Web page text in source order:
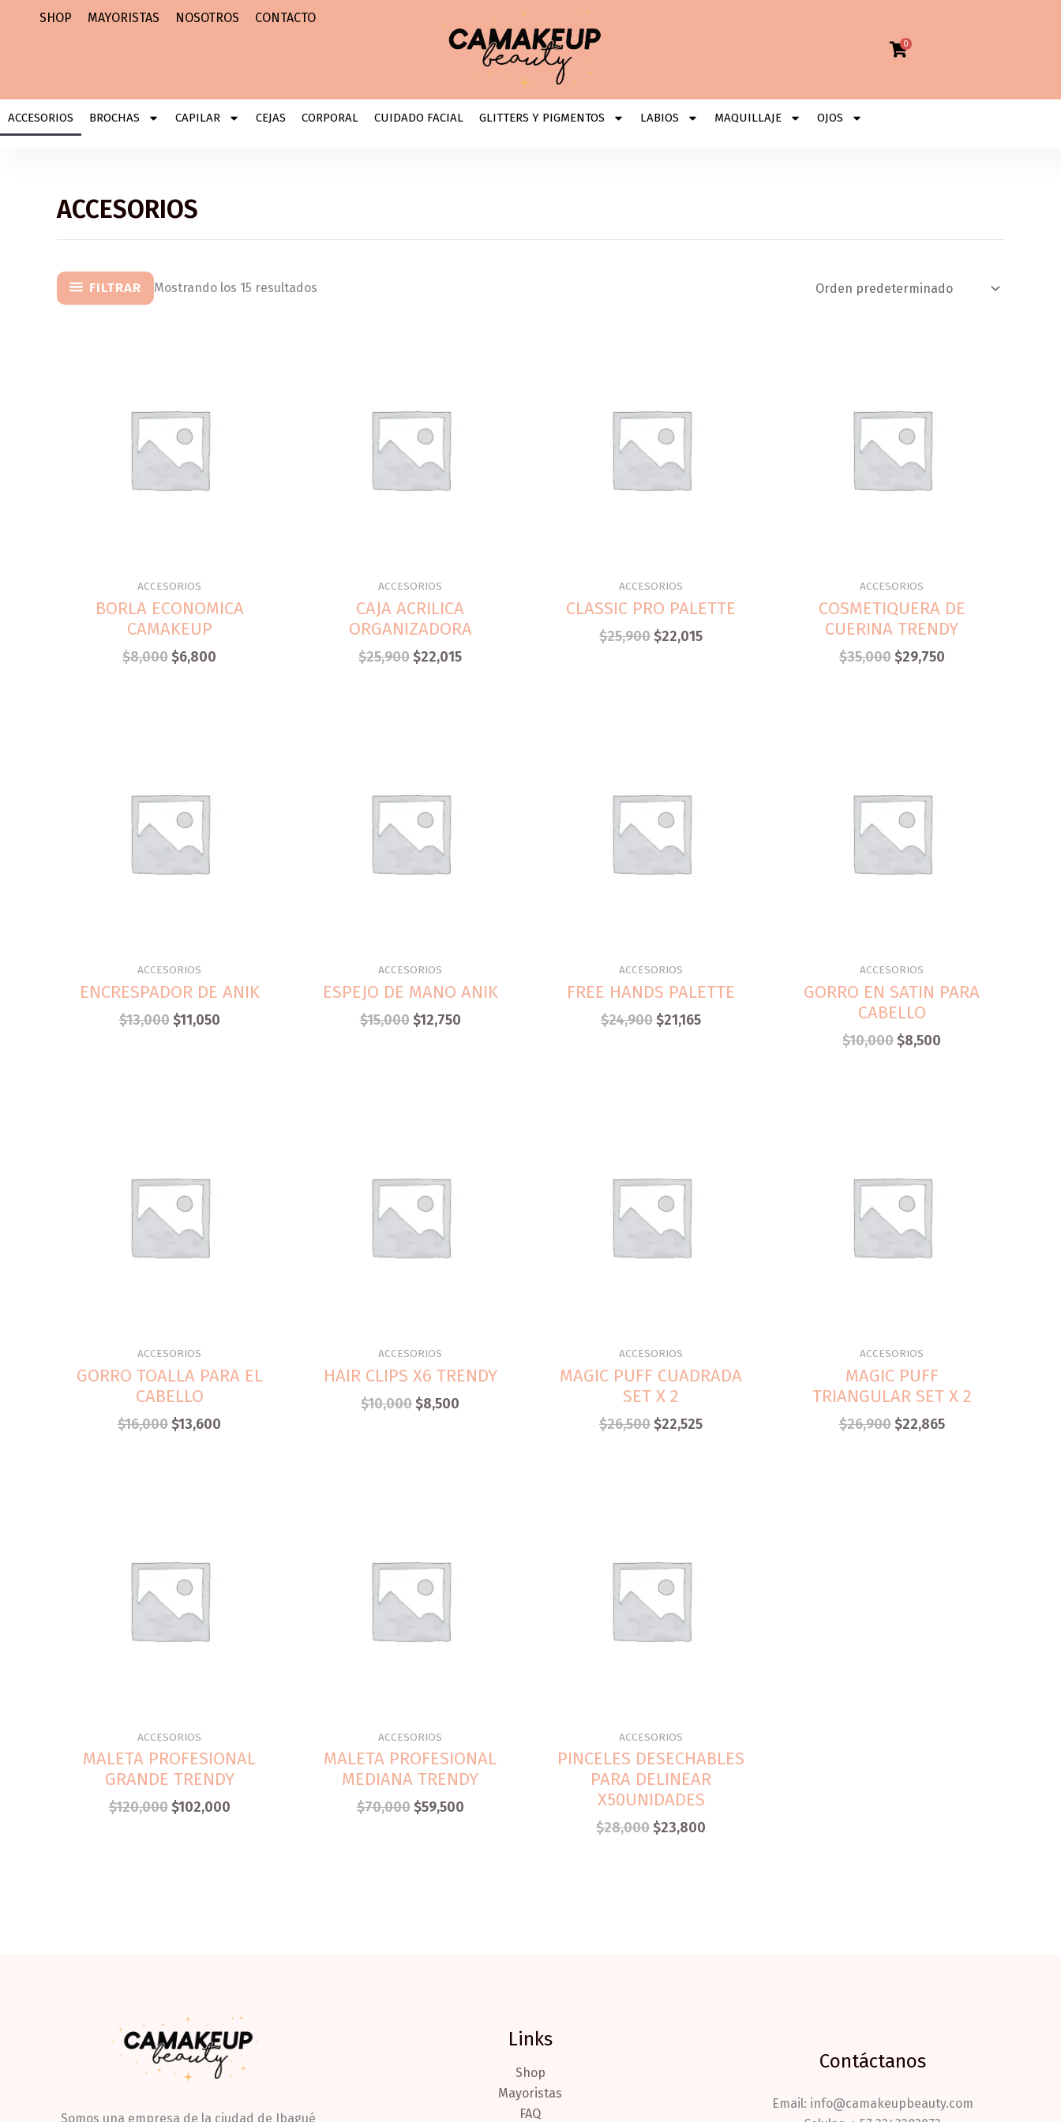
SHOP MAYORISTAS NOSOTROS CONTACTO
0
ACCESORIOS BROCHAS CAPILAR CEJAS CORPORAL CUIDADO FACIAL GLITTERS Y PIGMENTOS LABIOS MAQUILLAJE OJOS
ACCESORIOS
FILTRAR Mostrando los 15 resultados
ACCESORIOS
BORLA ECONOMICA
CAMAKEUP
$8,000$6,800
ACCESORIOS
CAJA ACRILICA
ORGANIZADORA
$25,900$22,015
ACCESORIOS
CLASSIC PRO PALETTE
$25,900$22,015
ACCESORIOS
COSMETIQUERA DE
CUERINA TRENDY
$35,000 $29,750
ACCESORIOS
ENCRESPADOR DE ANIK
$13,000 $11,050
ACCESORIOS
ESPEJO DE MANO ANIK
$15,000 $12,750
ACCESORIOS
FREE HANDS PALETTE
$24,900$21,165
ACCESORIOS
GORRO EN SATIN PARA
CABELLO
$10,000$8,500
ACCESORIOS
GORRO TOALLA PARA EL
CABELLO
$16,000$13,600
ACCESORIOS
HAIR CLIPS X6 TRENDY
$10,000$8,500
ACCESORIOS
MAGIC PUFF CUADRADA
SET X 2
$26,500$22,525
ACCESORIOS
MAGIC PUFF
TRIANGULAR SET X 2
$26,900 $22,865
ACCESORIOS
MALETA PROFESIONAL
GRANDE TRENDY
$120,000 $102,000
ACCESORIOS
MALETA PROFESIONAL
MEDIANA TRENDY
$70,000 $59,500
ACCESORIOS
PINCELES DESECHABLES
PARA DELINEAR
X50UNIDADES
$28,000$23,800
Somos una empresa de la ciudad de Ibagué
Links
Shop
Mayoristas
FAQ
Contáctanos
Email: info@camakeupbeauty.com